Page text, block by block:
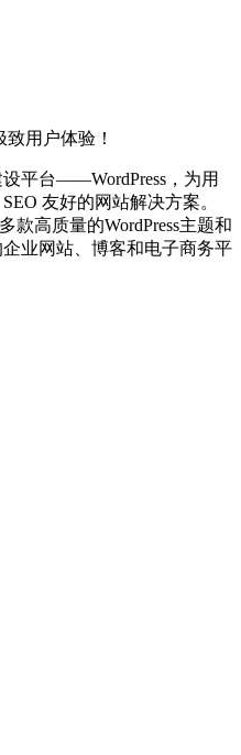
用户体验！
平台——WordPress，为用
友好的网站解决方案。
款高质量的WordPress主题和
业网站、博客和电子商务平